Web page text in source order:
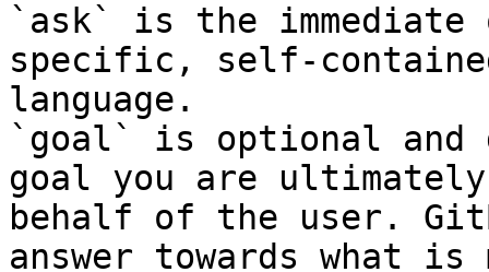
`ask` is the
specific, self-
language.
`goal` is optional and
goal you are
behalf of the user.
answer towards what